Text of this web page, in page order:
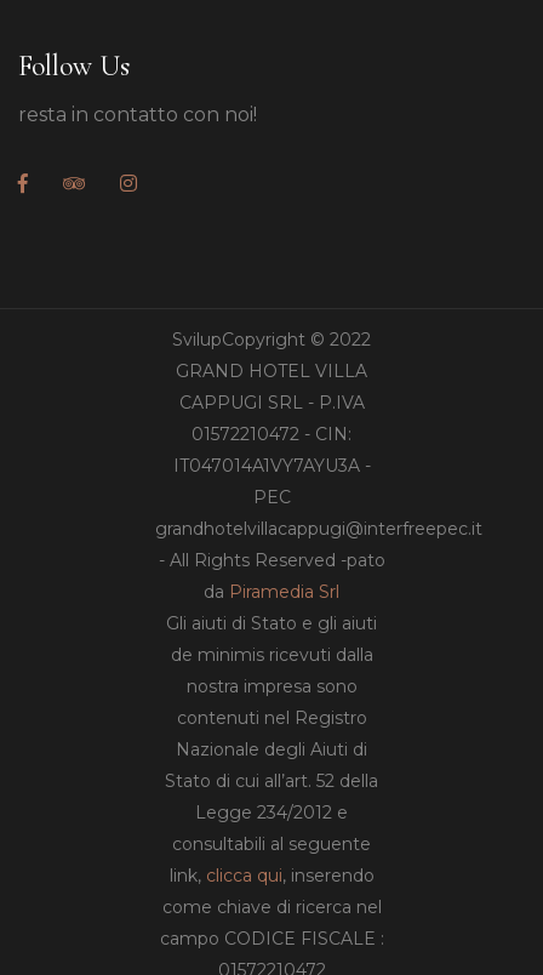
Follow Us
resta in contatto con noi!
SvilupCopyright © 2022
GRAND HOTEL VILLA
CAPPUGI SRL - P.IVA
01572210472 - CIN:
IT047014A1VY7AYU3A -
PEC
grandhotelvillacappugi@interfreepec.it
- All Rights Reserved -pato
da Piramedia Srl
Gli aiuti di Stato e gli aiuti
de minimis ricevuti dalla
nostra impresa sono
contenuti nel Registro
Nazionale degli Aiuti di
Stato di cui all’art. 52 della
Legge 234/2012 e
consultabili al seguente
link, clicca qui, inserendo
come chiave di ricerca nel
campo CODICE FISCALE :
01572210472